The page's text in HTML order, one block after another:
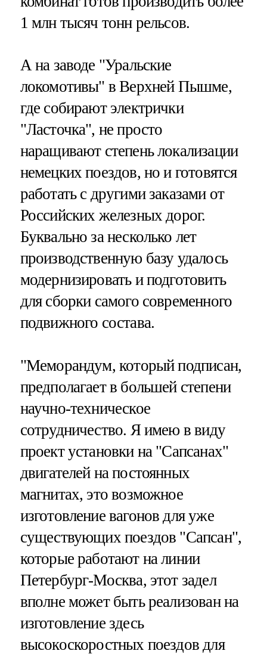
1 млн тысяч тонн рельсов.
А на заводе "Уральские
локомотивы" в Верхней Пышме,
где собирают электрички
"Ласточка", не просто
наращивают степень локализации
немецких поездов, но и готовятся
работать с другими заказами от
Российских железных дорог.
Буквально за несколько лет
производственную базу удалось
модернизировать и подготовить
для сборки самого современного
подвижного состава.
"Меморандум, который подписан,
предполагает в большей степени
научно-техническое
сотрудничество. Я имею в виду
проект установки на "Сапсанах"
двигателей на постоянных
магнитах, это возможное
изготовление вагонов для уже
существующих поездов "Сапсан",
которые работают на линии
Петербург-Москва, этот задел
вполне может быть реализован на
изготовление здесь
высокоскоростных поездов для